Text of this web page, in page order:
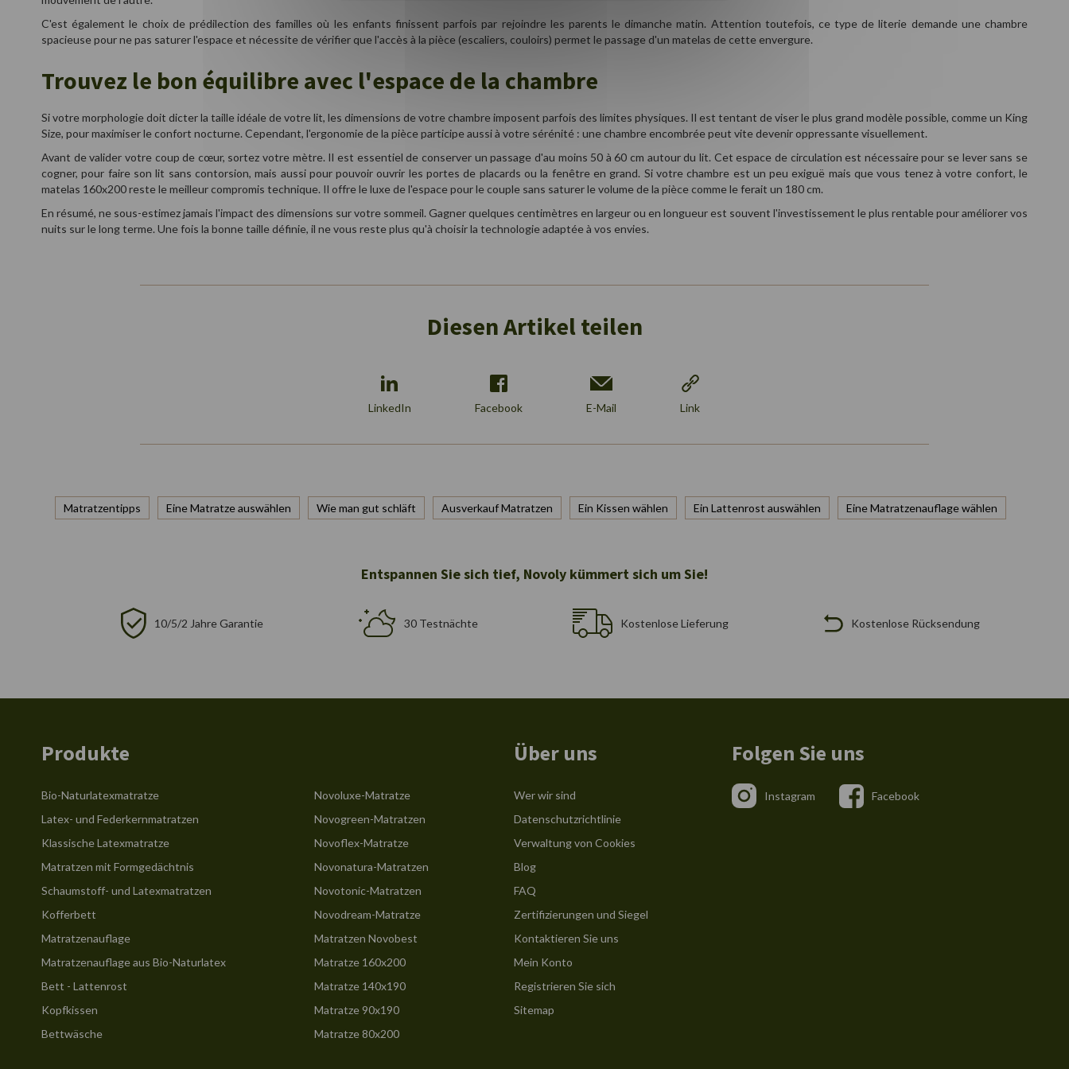
C'est également le choix de prédilection des familles où les enfants finissent parfois par rejoindre les parents le dimanche matin. Attention toutefois, ce type de literie demande une chambre
spacieuse pour ne pas saturer l'espace et nécessite de vérifier que l'accès à la pièce (escaliers, couloirs) permet le passage d'un matelas de cette envergure.
Trouvez le bon équilibre avec l'espace de la chambre
Si votre morphologie doit dicter la taille idéale de votre lit, les dimensions de votre chambre imposent parfois des limites physiques. Il est tentant de viser le plus grand modèle possible, comme un King
Size, pour maximiser le confort nocturne. Cependant, l'ergonomie de la pièce participe aussi à votre sérénité : une chambre encombrée peut vite devenir oppressante visuellement.
Avant de valider votre coup de cœur, sortez votre mètre. Il est essentiel de conserver un passage d'au moins 50 à 60 cm autour du lit. Cet espace de circulation est nécessaire pour se lever sans se
cogner, pour faire son lit sans contorsion, mais aussi pour pouvoir ouvrir les portes de placards ou la fenêtre en grand. Si votre chambre est un peu exiguë mais que vous tenez à votre confort, le
matelas 160x200 reste le meilleur compromis technique. Il offre le luxe de l'espace pour le couple sans saturer le volume de la pièce comme le ferait un 180 cm.
En résumé, ne sous-estimez jamais l'impact des dimensions sur votre sommeil. Gagner quelques centimètres en largeur ou en longueur est souvent l'investissement le plus rentable pour améliorer vos
nuits sur le long terme. Une fois la bonne taille définie, il ne vous reste plus qu'à choisir la technologie adaptée à vos envies.
Diesen Artikel teilen
LinkedIn Facebook E-Mail Link
Matratzentipps Eine Matratze auswählen Wie man gut schläft Ausverkauf Matratzen Ein Kissen wählen Ein Lattenrost auswählen Eine Matratzenauflage wählen
Entspannen Sie sich tief, Novoly kümmert sich um Sie!
10/5/2 Jahre Garantie 30 Testnächte Kostenlose Lieferung Kostenlose Rücksendung
Produkte
Bio-Naturlatexmatratze
Latex- und Federkernmatratzen
Klassische Latexmatratze
Matratzen mit Formgedächtnis
Schaumstoff- und Latexmatratzen
Kofferbett
Matratzenauflage
Matratzenauflage aus Bio-Naturlatex
Bett - Lattenrost
Kopfkissen
Bettwäsche
Novoluxe-Matratze
Novogreen-Matratzen
Novoflex-Matratze
Novonatura-Matratzen
Novotonic-Matratzen
Novodream-Matratze
Matratzen Novobest
Matratze 160x200
Matratze 140x190
Matratze 90x190
Matratze 80x200
Über uns
Wer wir sind
Datenschutzrichtlinie
Verwaltung von Cookies
Blog
FAQ
Zertifizierungen und Siegel
Kontaktieren Sie uns
Mein Konto
Registrieren Sie sich
Sitemap
Folgen Sie uns
Instagram Facebook